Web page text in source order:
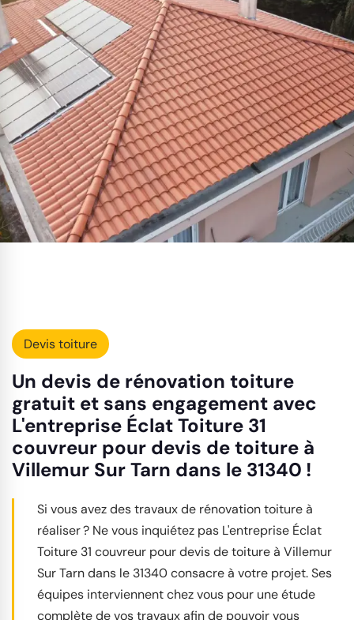
Devis toiture
Un devis de rénovation toiture
gratuit et sans engagement avec
L'entreprise Éclat Toiture 31
couvreur pour devis de toiture à
Villemur Sur Tarn dans le 31340 !
Si vous avez des travaux de rénovation toiture à
réaliser ? Ne vous inquiétez pas L'entreprise Éclat
Toiture 31 couvreur pour devis de toiture à Villemur
Sur Tarn dans le 31340 consacre à votre projet. Ses
équipes interviennent chez vous pour une étude
complète de vos travaux afin de pouvoir vous